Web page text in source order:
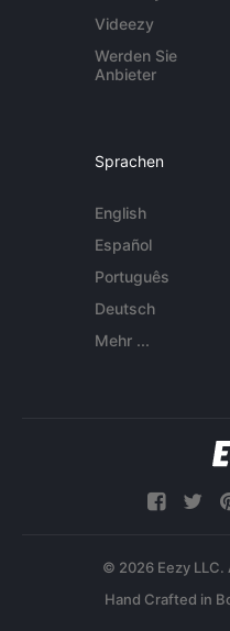
Videezy
Werden Sie
Anbieter
Sprachen
English
Español
Português
Deutsch
Mehr ...
© 2026 Eezy LLC.